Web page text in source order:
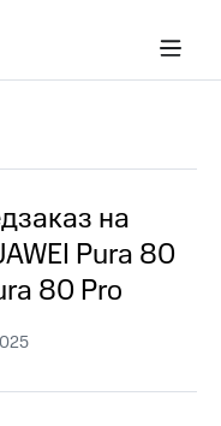
на
Pura 80
80 Pro